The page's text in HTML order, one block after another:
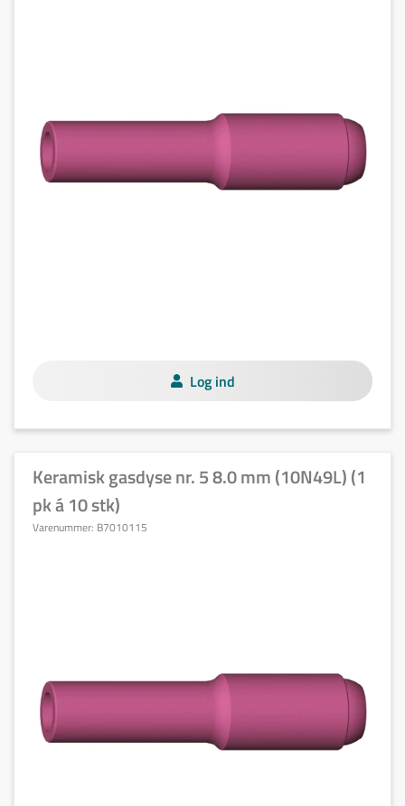
Log ind
Keramisk gasdyse nr. 5 8.0 mm (10N49L) (1
pk á 10 stk)
Varenummer: B7010115